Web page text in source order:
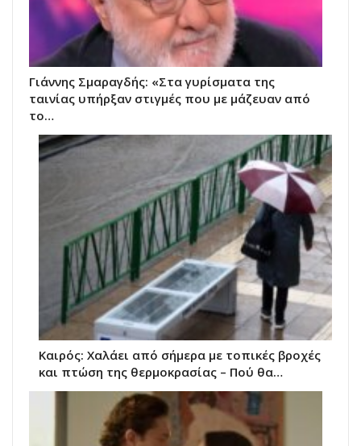
Γιάννης Σμαραγδής: «Στα γυρίσματα της
ταινίας υπήρξαν στιγμές που με μάζευαν από
το…
Καιρός: Χαλάει από σήμερα με τοπικές βροχές
και πτώση της θερμοκρασίας – Πού θα…